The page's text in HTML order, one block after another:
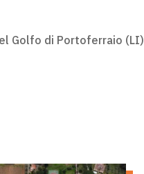
Golfo di Portoferraio (LI)